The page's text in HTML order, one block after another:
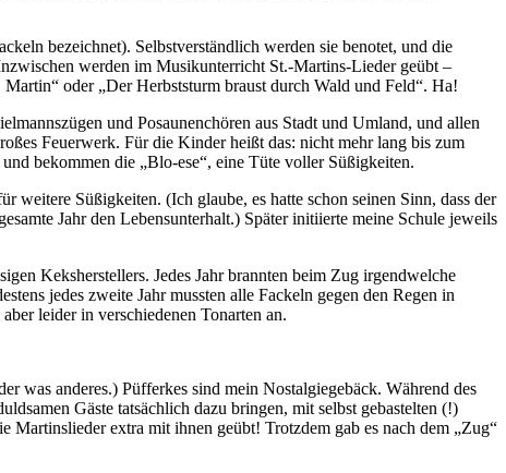
bezeichnet). Selbstverständlich werden sie benotet, und die
werden im Musikunterricht St.-Martins-Lieder geübt –
oder „Der Herbststurm braust durch Wald und Feld“. Ha!
und Posaunenchören aus Stadt und Umland, und allen
Feuerwerk. Für die Kinder heißt das: nicht mehr lang bis zum
bekommen die „Blo-ese“, eine Tüte voller Süßigkeiten.
Süßigkeiten. (Ich glaube, es hatte schon seinen Sinn, dass der
Jahr den Lebensunterhalt.) Später initiierte meine Schule jeweils
Keksherstellers. Jedes Jahr brannten beim Zug irgendwelche
jedes zweite Jahr mussten alle Fackeln gegen den Regen in
leider in verschiedenen Tonarten an.
was anderes.) Püfferkes sind mein Nostalgiegebäck. Während des
Gäste tatsächlich dazu bringen, mit selbst gebastelten (!)
extra mit ihnen geübt! Trotzdem gab es nach dem „Zug“